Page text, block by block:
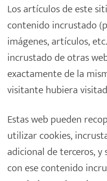
Los artículos de este
contenido incrustado
imágenes, artículos,
incrustado de otras
exactamente de la
visitante hubiera
Estas web pueden
utilizar cookies,
adicional de terceros,
con ese contenido